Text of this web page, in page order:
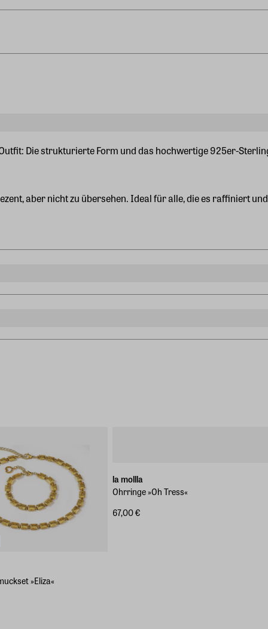
Die strukturierte Form und das hochwertige 925er-
aber nicht zu übersehen. Ideal für alle, die es raffiniert
»Eliza«
la mollla
Ohrringe »Oh Tress«
67,00 €